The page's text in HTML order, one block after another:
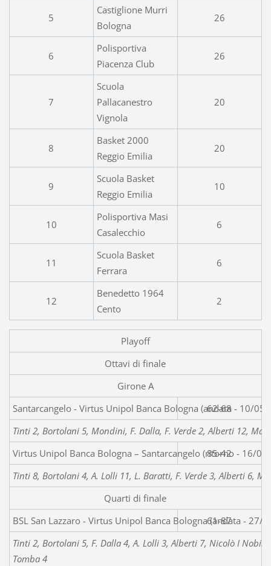
5
Castiglione Murri
Bologna
26
6
Polisportiva
Piacenza Club
26
7
Scuola
Pallacanestro
Vignola
20
8
Basket 2000
Reggio Emilia
20
9
Scuola Basket
Reggio Emilia
10
10
Polisportiva Masi
Casalecchio
6
11
Scuola Basket
Ferrara
6
12
Benedetto 1964
Cento
2
Playoff
Ottavi di finale
Girone A
Santarcangelo - Virtus Unipol Banca
62-68
Tinti 2, Bortolani 5, Mondini, F. Dalla, F. Verde 2, Alberti 12,
Virtus Unipol Banca Bologna – Santarcangelo (ritorno - 16/
85-42
Tinti 8, Bortolani 4, A. Lolli 11, L. Baratti, F. Verde 3, Alberti 6,
Quarti di finale
BSL San Lazzaro - Virtus Unipol Banca Bologna (andata - 27/
61-87
Tinti 2, Bortolani 5, F. Dalla 4, A. Lolli 3, Alberti 7, Nicolò I
Tomba 4